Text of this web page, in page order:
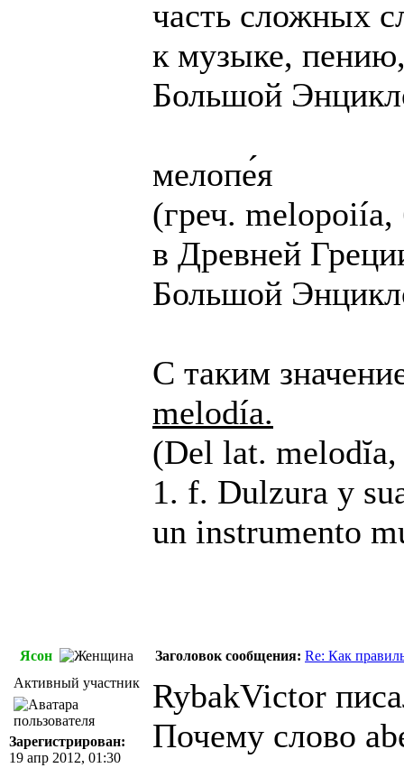
часть сложных
к музыке,
Большой
мелопе́я
(греч.
в Древней
Большой
С таким
melodía.
(Del lat. melodĭa,
1. f. Dulzura y
un instrumento
Ясон Заголовок сообщения: Re: Как
Активный участник
Зарегистрирован:
19 апр 2012, 01:30
RybakVictor
Почему слово